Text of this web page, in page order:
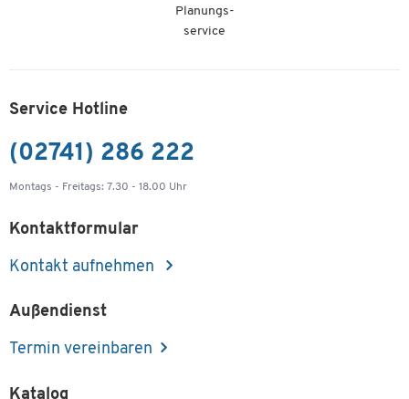
Planungs-
service
Service Hotline
(02741) 286 222
Montags - Freitags: 7.30 - 18.00 Uhr
Kontaktformular
Kontakt aufnehmen
Außendienst
Termin vereinbaren
Katalog